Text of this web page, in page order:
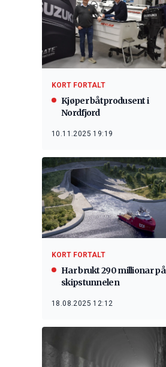
KORT FORTALT
Kjøper båtprodusent i
Nordfjord
10.11.2025 19:19
KORT FORTALT
Har brukt 290 millionar på
skipstunnelen
18.08.2025 12:12